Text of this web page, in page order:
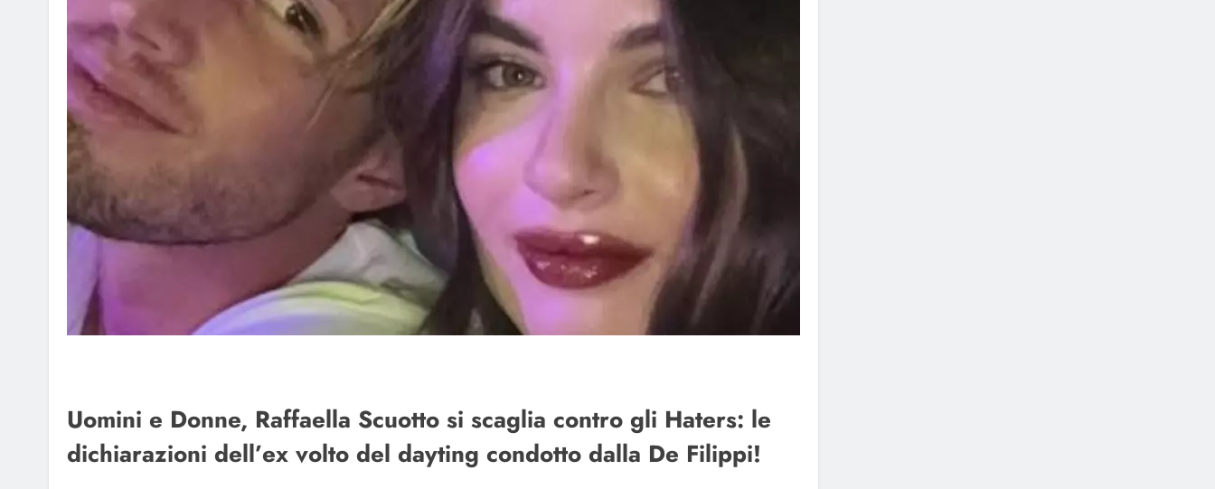
Uomini e Donne, Raffaella Scuotto si scaglia contro gli Haters: le
dichiarazioni dell’ex volto del dayting condotto dalla De Filippi!